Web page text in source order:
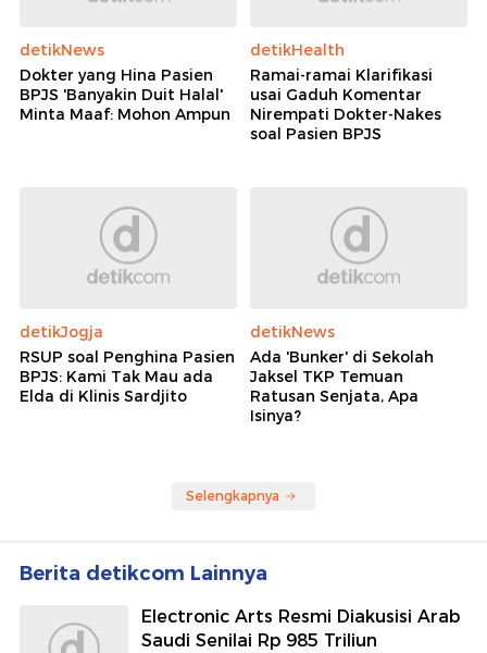
detikNews
Dokter yang Hina Pasien
BPJS 'Banyakin Duit Halal'
Minta Maaf: Mohon Ampun
detikHealth
Ramai-ramai Klarifikasi
usai Gaduh Komentar
Nirempati Dokter-Nakes
soal Pasien BPJS
detikJogja
RSUP soal Penghina Pasien
BPJS: Kami Tak Mau ada
Elda di Klinis Sardjito
detikNews
Ada 'Bunker' di Sekolah
Jaksel TKP Temuan
Ratusan Senjata, Apa
Isinya?
Selengkapnya
Berita detikcom Lainnya
Electronic Arts Resmi Diakusisi Arab
Saudi Senilai Rp 985 Triliun